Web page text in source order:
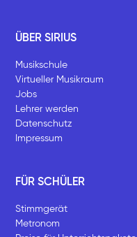
ÜBER SIRIUS
Musikschule
Virtueller Musikraum
Jobs
Lehrer werden
Datenschutz
Impressum
FÜR SCHÜLER
Stimmgerät
Metronom